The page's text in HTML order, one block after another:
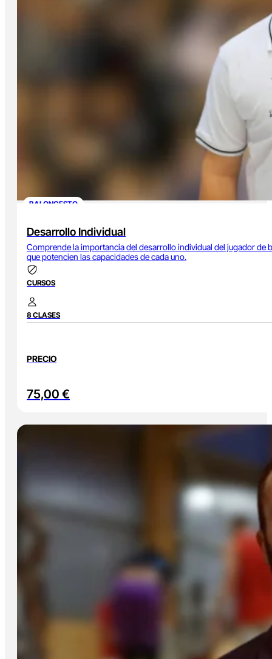
BALONCESTO
Desarrollo Individual
Comprende la importancia del desarrollo individual del jugador
que potencien las capacidades de cada uno.
CURSOS
8 CLASES
PRECIO
75,00 €